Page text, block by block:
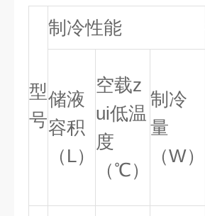
型
号
制冷性能
储液
容积
（L）
空载z
ui低温
度
（℃）
制冷
量
（W）